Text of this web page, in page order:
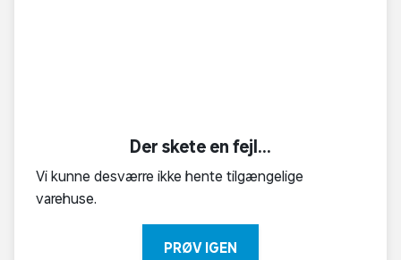
Der skete en fejl...
Vi kunne desværre ikke hente tilgængelige
varehuse.
PRØV IGEN